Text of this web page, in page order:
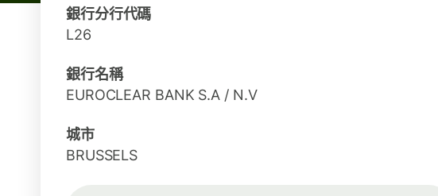
銀行分行代碼
L26
銀行名稱
EUROCLEAR BANK S.A / N.V
城市
BRUSSELS